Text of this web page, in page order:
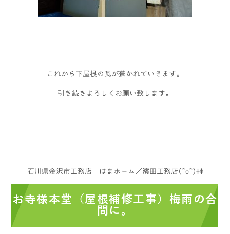
これから下屋根の瓦が葺かれていきます。
引き続きよろしくお願い致します。
石川県金沢市工務店 はまホーム／濱田工務店(^o^)+*
お寺様本堂（屋根補修工事）梅雨の合
間に。